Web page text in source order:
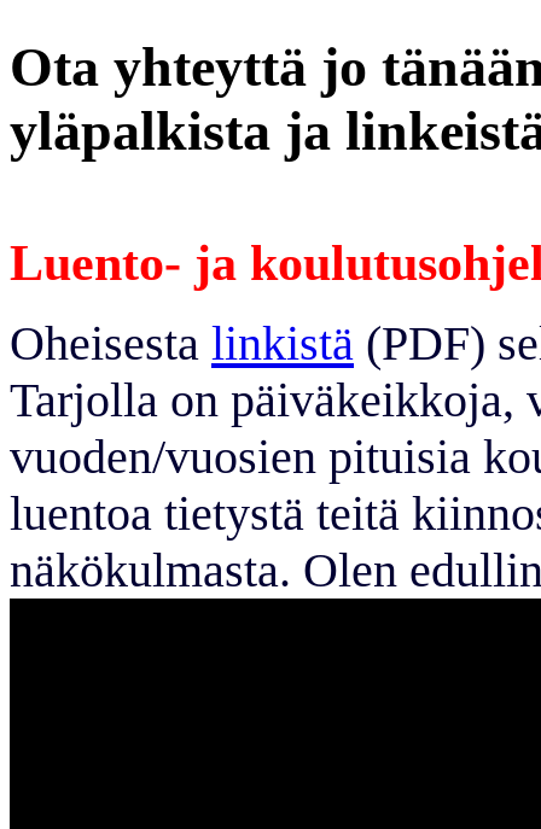
Ota yhteyttä jo
yläpalkista ja
Luento- ja
Oheisesta linkistä (PDF)
Tarjolla on päiväkeikkoja,
vuoden/vuosien pituisia
luentoa tietystä teitä
näkökulmasta. Olen